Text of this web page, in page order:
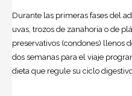
Durante las primeras fases del
uvas, trozos de zanahoria o de
preservativos (condones) llenos
dos semanas para el viaje
dieta que regule su ciclo